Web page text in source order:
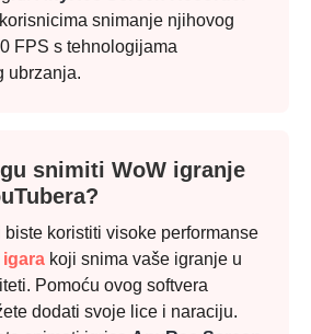
snimanje njihovog
FPS s tehnologijama
ubrzanja.
snimiti WoW igranje
biste koristiti visoke performanse
igara koji snima vaše igranje u
Pomoću ovog softvera
dodati svoje lice i naraciju.